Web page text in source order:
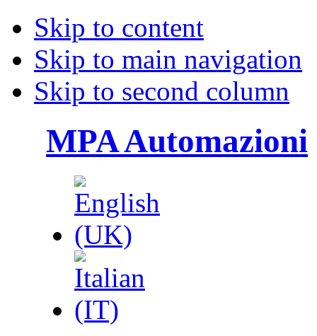
Skip to content
Skip to main navigation
Skip to second column
MPA Automazioni